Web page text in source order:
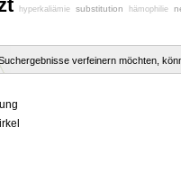
hyperkaliämie substitution hämophilie
verfeinern möchten,